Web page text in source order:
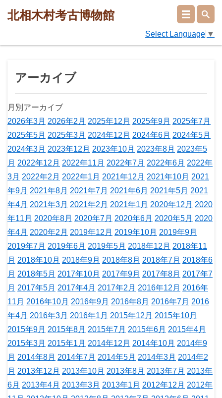
北相木村考古博物館
Select Language ▼
アーカイブ
月別アーカイブ
2026年3月 2026年2月 2025年12月 2025年9月 2025年7月
2025年5月 2025年3月 2024年12月 2024年6月 2024年5月
2024年3月 2023年12月 2023年10月 2023年8月 2023年5
月 2022年12月 2022年11月 2022年7月 2022年6月 2022年
3月 2022年2月 2022年1月 2021年12月 2021年10月 2021
年9月 2021年8月 2021年7月 2021年6月 2021年5月 2021
年4月 2021年3月 2021年2月 2021年1月 2020年12月 2020
年11月 2020年8月 2020年7月 2020年6月 2020年5月 2020
年4月 2020年2月 2019年12月 2019年10月 2019年9月
2019年7月 2019年6月 2019年5月 2018年12月 2018年11
月 2018年10月 2018年9月 2018年8月 2018年7月 2018年6
月 2018年5月 2017年10月 2017年9月 2017年8月 2017年7
月 2017年5月 2017年4月 2017年2月 2016年12月 2016年
11月 2016年10月 2016年9月 2016年8月 2016年7月 2016
年4月 2016年3月 2016年1月 2015年12月 2015年10月
2015年9月 2015年8月 2015年7月 2015年6月 2015年4月
2015年3月 2015年1月 2014年12月 2014年10月 2014年9
月 2014年8月 2014年7月 2014年5月 2014年3月 2014年2
月 2013年12月 2013年10月 2013年8月 2013年7月 2013年
6月 2013年4月 2013年3月 2013年1月 2012年12月 2012年